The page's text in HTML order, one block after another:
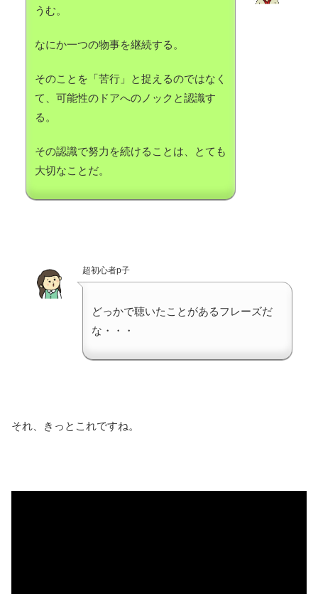
うむ。
なにか一つの物事を継続する。
そのことを「苦行」と捉えるのではなく
て、可能性のドアへのノックと認識す
る。
その認識で努力を続けることは、とても
大切なことだ。
超初心者p子
どっかで聴いたことがあるフレーズだ
な・・・
それ、きっとこれですね。